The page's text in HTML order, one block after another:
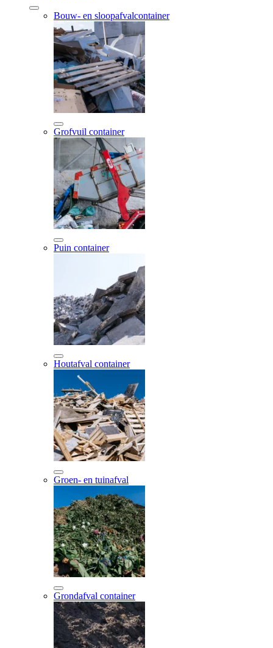
Bouw- en sloopafvalcontainer
Grofvuil container
Puin container
Houtafval container
Groen- en tuinafval
Grondafval container